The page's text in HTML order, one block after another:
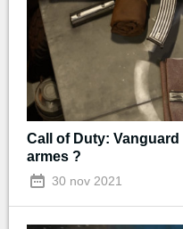
Call of Duty:
armes ?
30 nov 2021